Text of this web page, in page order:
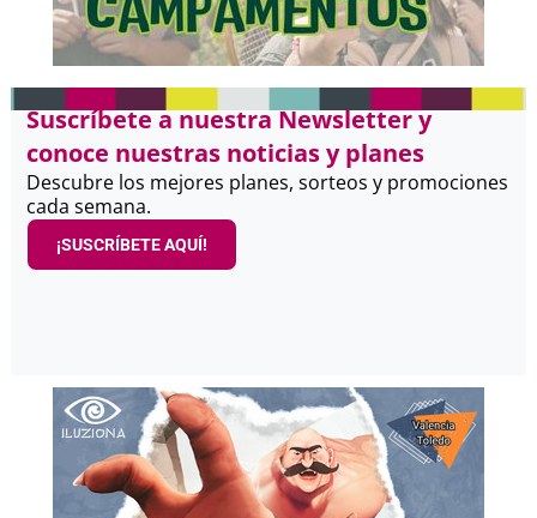
Suscríbete a nuestra Newsletter y
conoce nuestras noticias y planes
Descubre los mejores planes, sorteos y promociones
cada semana.
¡SUSCRÍBETE AQUÍ!